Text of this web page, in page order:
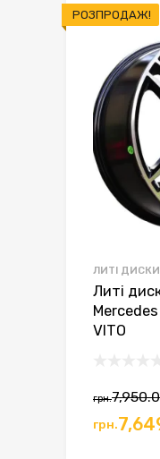
РОЗПРОДАЖ!
ЛИТІ ДИСКИ
Литі
Mercedes
VITO
грн.
грн.